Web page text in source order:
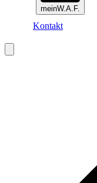
meinW.A.F.
Kontakt